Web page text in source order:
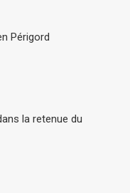
Périgord
la retenue du